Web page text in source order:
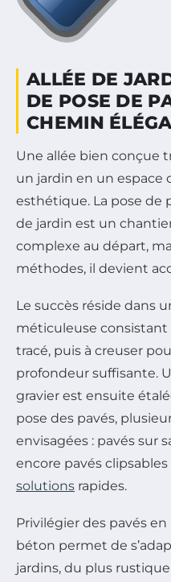
ALLÉE DE
DE POSE DE
CHEMIN
Une allée bien conçue
un jardin en un espace
esthétique. La pose de
de jardin est un
complexe au départ,
méthodes, il devient
Le succès réside dans
méticuleuse
tracé, puis à creuser
profondeur suffisante.
gravier est ensuite
pose des pavés,
envisagées : pavés sur
encore pavés
solutions rapides.
Privilégier des pavés
béton permet de
jardins, du plus